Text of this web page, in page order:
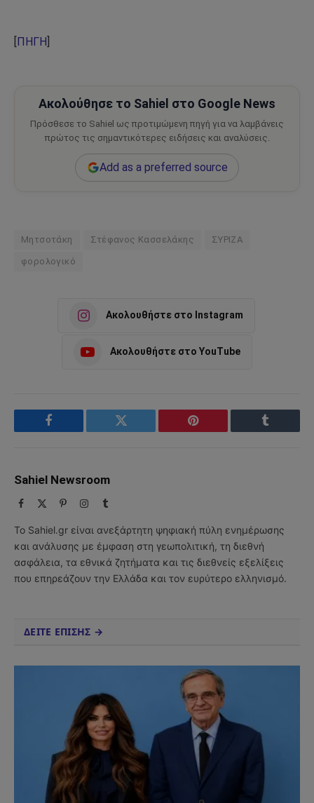
ΠΗΓΗ
Ακολούθησε το Sahiel στο Google News
Πρόσθεσε το Sahiel ως προτιμώμενη πηγή για να λαμβάνεις
πρώτος τις σημαντικότερες ειδήσεις και αναλύσεις.
Add as a preferred source
Μητσοτάκη Στέφανος Κασσελάκης ΣΥΡΙΖΑ
φορολογικό
Ακολουθήστε στο Instagram
Ακολουθήστε στο YouTube
Facebook Twitter Pinterest Tumblr
Sahiel Newsroom
Facebook PinterestInstagram
Tumblr
Το Sahiel.gr είναι ανεξάρτητη ψηφιακή πύλη ενημέρωσης
και ανάλυσης με έμφαση στη γεωπολιτική, τη διεθνή
ασφάλεια, τα εθνικά ζητήματα και τις διεθνείς εξελίξεις
που επηρεάζουν την Ελλάδα και τον ευρύτερο ελληνισμό.
ΔΕΙΤΕ ΕΠΙΣΗΣ →